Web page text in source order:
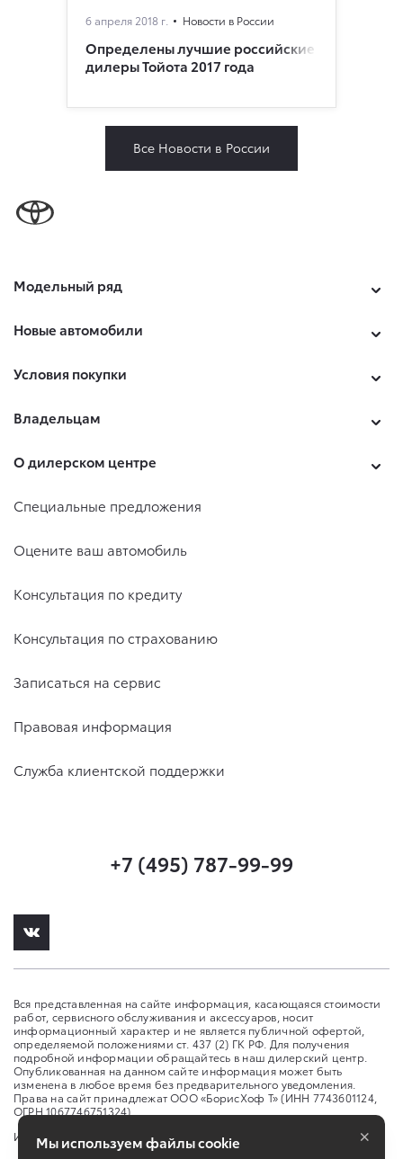
6 апреля 2018 г. Новости в России
Определены лучшие российские
дилеры Тойота 2017 года
Все Новости в России
Модельный ряд
Новые автомобили
Условия покупки
Владельцам
О дилерском центре
Специальные предложения
Оцените ваш автомобиль
Консультация по кредиту
Консультация по страхованию
Записаться на сервис
Правовая информация
Служба клиентской поддержки
+7 (495) 787-99-99
Вся представленная на сайте информация, касающаяся стоимости
работ, сервисного обслуживания и аксессуаров, носит
информационный характер и не является публичной офертой,
определяемой положениями ст. 437 (2) ГК РФ. Для получения
подробной информации обращайтесь в наш дилерский центр.
Опубликованная на данном сайте информация может быть
изменена в любое время без предварительного уведомления.
Права на сайт принадлежат ООО «БорисХоф Т» (ИНН 7743601124,
ОГРН 1067746751324)
Изменить настройку cookies
Мы используем файлы cookie ×